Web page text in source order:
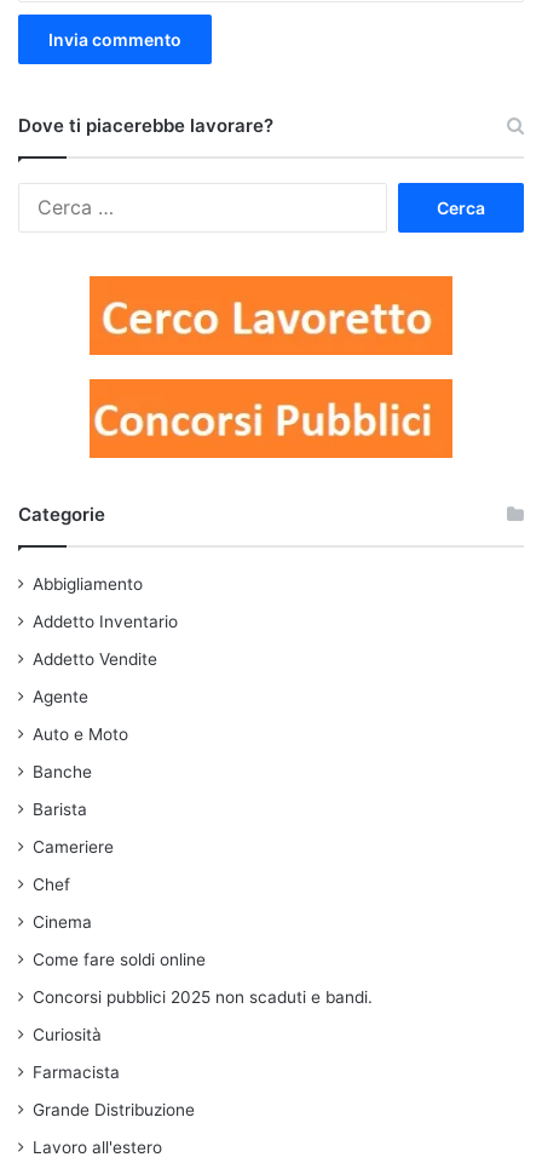
Dove ti piacerebbe lavorare?
Categorie
Abbigliamento
Addetto Inventario
Addetto Vendite
Agente
Auto e Moto
Banche
Barista
Cameriere
Chef
Cinema
Come fare soldi online
Concorsi pubblici 2025 non scaduti e bandi.
Curiosità
Farmacista
Grande Distribuzione
Lavoro all'estero